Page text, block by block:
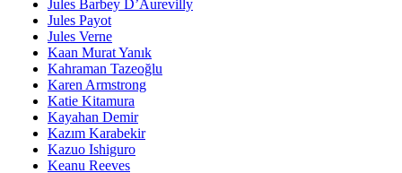
Jules Barbey D’Aurevilly
Jules Payot
Jules Verne
Kaan Murat Yanık
Kahraman Tazeoğlu
Karen Armstrong
Katie Kitamura
Kayahan Demir
Kazım Karabekir
Kazuo Ishiguro
Keanu Reeves